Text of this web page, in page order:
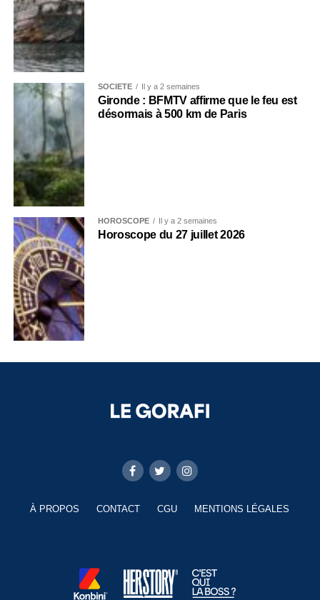
SOCIÉTÉ Il y a 2 semaines
Gironde : BFMTV affirme que le feu est
désormais à 500 km de Paris
HOROSCOPE Il y a 2 semaines
Horoscope du 27 juillet 2026
À PROPOS CONTACT CGU MENTIONS LÉGALES